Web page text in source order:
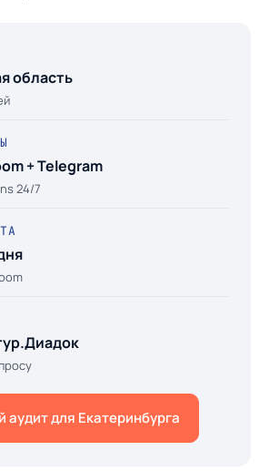
область
+ Telegram
24/7
аудит для Екатеринбурга